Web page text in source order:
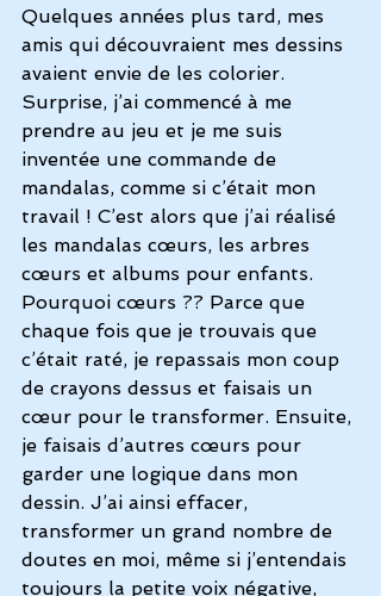
Quelques années plus tard, mes
amis qui découvraient mes dessins
avaient envie de les colorier.
Surprise, j’ai commencé à me
prendre au jeu et je me suis
inventée une commande de
mandalas, comme si c’était mon
travail ! C’est alors que j’ai réalisé
les mandalas cœurs, les arbres
cœurs et albums pour enfants.
Pourquoi cœurs ?? Parce que
chaque fois que je trouvais que
c’était raté, je repassais mon coup
de crayons dessus et faisais un
cœur pour le transformer. Ensuite,
je faisais d’autres cœurs pour
garder une logique dans mon
dessin. J’ai ainsi effacer,
transformer un grand nombre de
doutes en moi, même si j’entendais
toujours la petite voix négative,